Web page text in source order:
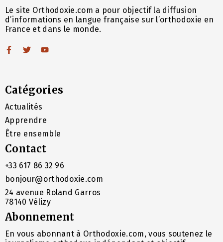
Le site Orthodoxie.com a pour objectif la diffusion
d’informations en langue française sur l’orthodoxie en
France et dans le monde.
Catégories
Actualités
Apprendre
Être ensemble
Contact
+33 617 86 32 96
bonjour@orthodoxie.com
24 avenue Roland Garros
78140 Vélizy
Abonnement
En vous abonnant à Orthodoxie.com, vous soutenez le